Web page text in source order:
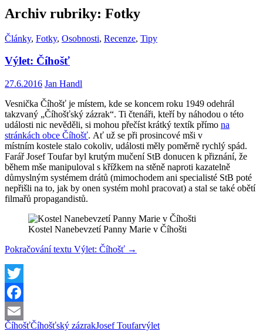
Archiv rubriky: Fotky
Články, Fotky, Osobnosti, Recenze, Tipy
Výlet: Číhošť
27.6.2016 Jan Handl
Vesnička Číhošť je místem, kde se koncem roku 1949 odehrál
takzvaný „Číhošťský zázrak“. Ti čtenáři, kteří by náhodou o této
události nic nevěděli, si mohou přečíst krátký textík přímo na
stránkách obce Číhošť. Ať už se při prosincové mši v
místním kostele stalo cokoliv, události měly poměrně rychlý spád.
Farář Josef Toufar byl krutým mučení StB donucen k přiznání, že
během mše manipuloval s křížkem na stěně naproti kazatelně
důmyslným systémem drátů (mimochodem ani specialisté StB poté
nepřišli na to, jak by onen systém mohl pracovat) a stal se také obětí
filmařů propagandistů.
Kostel Nanebevzetí Panny Marie v Číhošti
Pokračování textu Výlet: Číhošť →
Twitter
Facebook
ČíhošťČíhošťský zázrakJosef Toufarvýlet